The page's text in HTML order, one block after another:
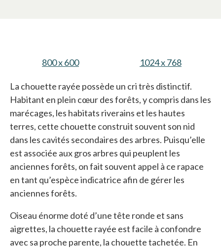
800 x 600s’ouvre dans un nouvel onglet
1024 x 768
La chouette rayée possède un cri très distinctif.
Habitant en plein cœur des forêts, y compris dans les
marécages, les habitats riverains et les hautes
terres, cette chouette construit souvent son nid
dans les cavités secondaires des arbres. Puisqu’elle
est associée aux gros arbres qui peuplent les
anciennes forêts, on fait souvent appel à ce rapace
en tant qu’espèce indicatrice afin de gérer les
anciennes forêts.
Oiseau énorme doté d’une tête ronde et sans
aigrettes, la chouette rayée est facile à confondre
avec sa proche parente, la chouette tachetée. En